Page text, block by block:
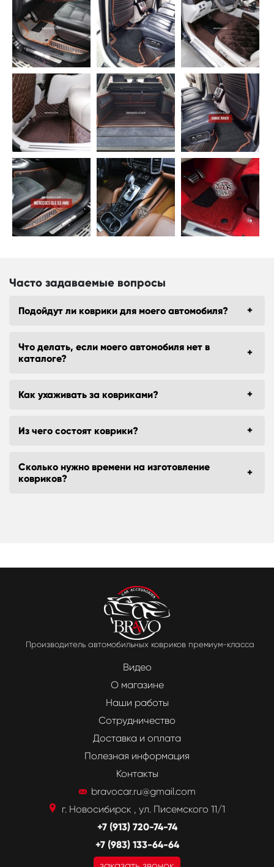
Часто задаваемые вопросы
Подойдут ли коврики для моего автомобиля?
Что делать, если моего автомобиля нет в
каталоге?
Как ухаживать за ковриками?
Из чего состоят коврики?
Сколько нужно времени на изготовление
ковриков?
Производитель автомобильных ковриков премиум-класса
Видео
О магазине
Наши работы
Сотрудничество
Доставка и оплата
Полезная информация
Контакты
bravocar.ru@gmail.com
г. Новосибирск , ул. Писемского 11/1
+7 (913) 720-74-74
+7 (983) 133-64-64